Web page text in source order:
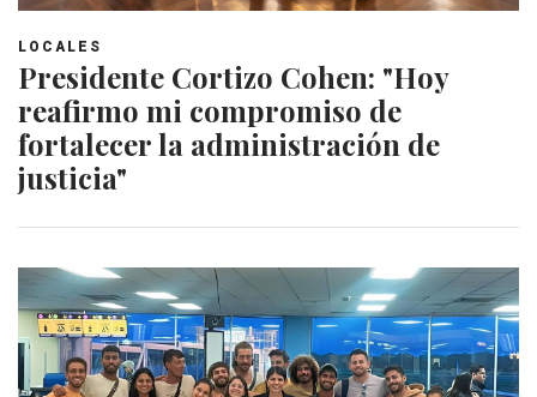
LOCALES
Presidente Cortizo Cohen: "Hoy
reafirmo mi compromiso de
fortalecer la administración de
justicia"